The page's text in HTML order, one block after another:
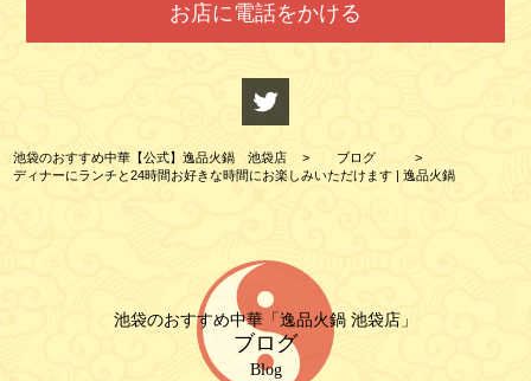
お店に電話をかける
池袋のおすすめ中華【公式】逸品火鍋 池袋店 > ブログ
>
ディナーにランチと24時間お好きな時間にお楽しみいただけます | 逸品火鍋
池袋のおすすめ中華「逸品火鍋 池袋店」
ブログ
Blog